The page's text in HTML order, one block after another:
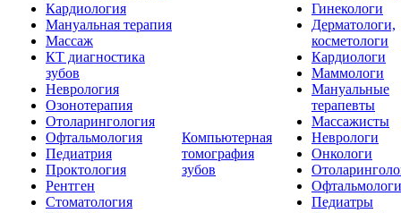
Кардиология
Мануальная терапия
Массаж
КТ диагностика
зубов
Неврология
Озонотерапия
Отоларингология
Офтальмология
Педиатрия
Проктология
Рентген
Стоматология
Компьютерная
томография
зубов
Гинекологи
Дерматологи,
косметологи
Кардиологи
Маммологи
Мануальные
терапевты
Массажисты
Неврологи
Онкологи
Офтальмологи
Педиатры